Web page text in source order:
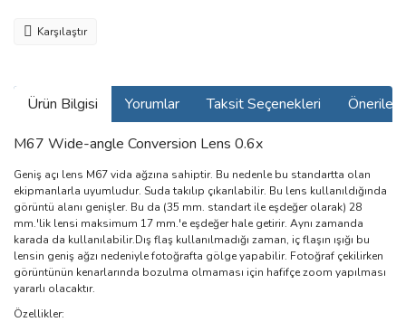
Karşılaştır
Ürün Bilgisi Yorumlar Taksit Seçenekleri
M67 Wide-angle Conversion Lens 0.6x
Geniş açı lens M67 vida ağzına sahiptir. Bu nedenle bu standartta olan
ekipmanlarla uyumludur. Suda takılıp çıkarılabilir. Bu lens kullanıldığında
görüntü alanı genişler. Bu da (35 mm. standart ile eşdeğer olarak) 28
mm.'lik lensi maksimum 17 mm.'e eşdeğer hale getirir. Aynı zamanda
karada da kullanılabilir.Dış flaş kullanılmadığı zaman, iç flaşın ışığı bu
lensin geniş ağzı nedeniyle fotoğrafta gölge yapabilir. Fotoğraf çekilirken
görüntünün kenarlarında bozulma olmaması için hafifçe zoom yapılması
yararlı olacaktır.
Özellikler: